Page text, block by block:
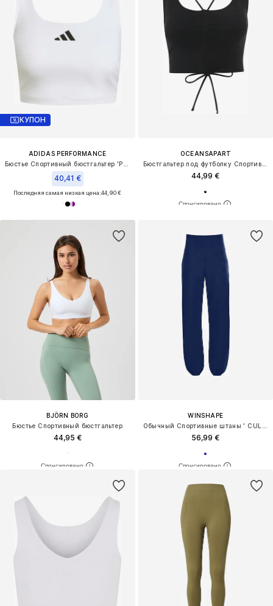
КУПОН
ADIDAS PERFORMANCE
40,41 €
Последняя самая низкая цена:44,90 €
OCEANSAPART
44,99 €
BJÖRN BORG
Бюстье Спортивный бюстгальтер
44,95 €
WINSHAPE
56,99 €